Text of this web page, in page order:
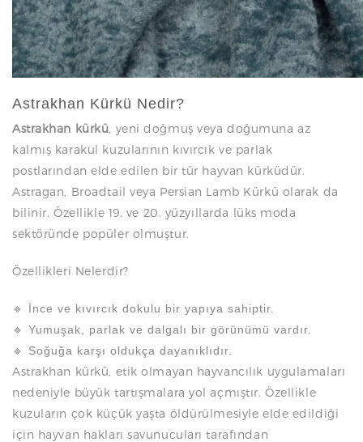
Astrakhan Kürkü Nedir?
Astrakhan kürkü, yeni doğmuş veya doğumuna az
kalmış karakul kuzularının kıvırcık ve parlak
postlarından elde edilen bir tür hayvan kürküdür.
Astragan, Broadtail veya Persian Lamb Kürkü olarak da
bilinir. Özellikle 19. ve 20. yüzyıllarda lüks moda
sektöründe popüler olmuştur.
Özellikleri Nelerdir?
🔹 İnce ve kıvırcık dokulu bir yapıya sahiptir.
🔹 Yumuşak, parlak ve dalgalı bir görünümü vardır.
🔹 Soğuğa karşı oldukça dayanıklıdır.
Astrakhan kürkü, etik olmayan hayvancılık uygulamaları
nedeniyle büyük tartışmalara yol açmıştır. Özellikle
kuzuların çok küçük yaşta öldürülmesiyle elde edildiği
için hayvan hakları savunucuları tarafından